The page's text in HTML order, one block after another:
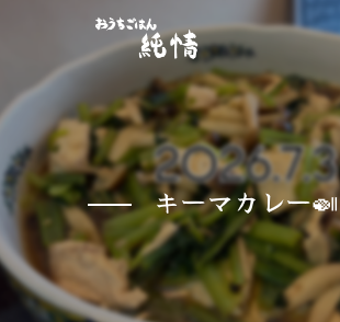
キーマカレー🍛